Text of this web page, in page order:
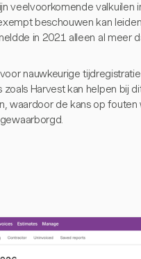
veelvoorkomende valkuilen
beschouwen kan
in 2021 alleen al meer
nauwkeurige
Harvest kan helpen bij
waardoor de kans op